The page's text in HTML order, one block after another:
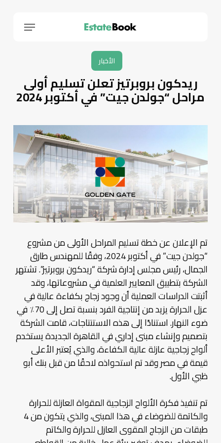
Menu
الأخبار
ريدكون بروبرتيز تعلن تسليم أولى
مراحل “جولدن جيت” في أكتوبر 2024
تم الإعلان عن خطة تسليم المراحل الأولى من مشروع
“جولدن جيت” في أكتوبر 2024، وفقًا للمهندس طارق
الجمال، رئيس مجلس إدارة شركة “ريدكون بروبرتيز”. تشتهر
الشركة بتطبيق المعايير العلمية في مشروعاتها، وقد
أثبتت الدراسات العملية أن وجود زجاج بكفاءة عالية في
عزل الحرارة يزيد من إنتاجية الفرد بنسبة تصل إلى 70٪ في
ضوء النهار. استنادًا إلى هذه الاستنتاجات، قامت الشركة
بتصميم وإنشاء مبنى إداري في القاهرة الجديدة يستخدم
ألواح زجاجية عازلة عالية الكفاءة، والذي يُعتبر الأعلى
قيمة في مصر وقد تم استحواذه لاحقًا من قبل بنك أبو
ظبي الأول.
تم تنفيذ فكرة الألواح الزجاجية المقواة العازلة للحرارة
والكاتمة للضوضاء في هذا المبنى، والذي يتكون من 4
طبقات من الزجاج المقوى العازل للحرارة والكاتم